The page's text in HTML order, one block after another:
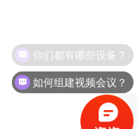

你们都有哪些设备？
如何组建视频会议？